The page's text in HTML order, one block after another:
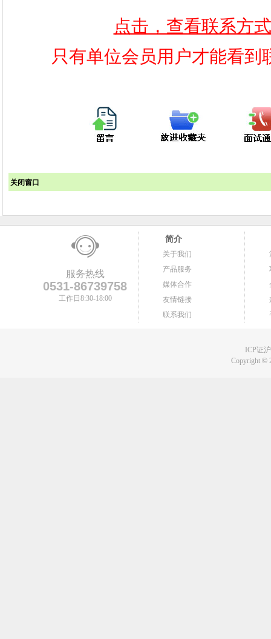
点击，查看联系方
只有单位会员用户才能看到
关闭窗口
服务热线
0531-86739758
工作日8:30-18:00
简介
关于我们
产品服务
媒体合作
友情链接
联系我们
ICP证
Copyright ©